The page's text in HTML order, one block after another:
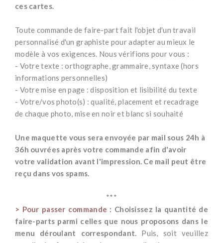
ces cartes.
Toute commande de faire-part fait l'objet d'un travail
personnalisé d'un graphiste pour adapter au mieux le
modèle à vos exigences. Nous vérifions pour vous :
- Votre texte : orthographe, grammaire, syntaxe (hors
informations personnelles)
- Votre mise en page : disposition et lisibilité du texte
- Votre/vos photo(s) : qualité, placement et recadrage
de chaque photo, mise en noir et blanc si souhaité
Une maquette vous sera envoyée par mail sous 24h à
36h ouvrées après votre commande afin d'avoir
votre validation avant l'impression. Ce mail peut être
reçu dans vos spams.
***
> Pour passer commande : Choisissez la quantité de
faire-parts parmi celles que nous proposons dans le
menu déroulant correspondant. Puis, soit veuillez